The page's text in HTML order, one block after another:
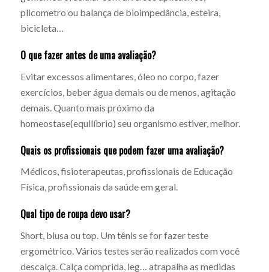
plicometro ou balança de bioimpedância, esteira,
bicicleta…
O que fazer antes de uma avaliação?
Evitar excessos alimentares, óleo no corpo, fazer
exercícios, beber água demais ou de menos, agitação
demais. Quanto mais próximo da
homeostase(equilíbrio) seu organismo estiver, melhor.
Quais os profissionais que podem fazer uma avaliação?
Médicos, fisioterapeutas, profissionais de Educação
Física, profissionais da saúde em geral.
Qual tipo de roupa devo usar?
Short, blusa ou top. Um tênis se for fazer teste
ergométrico. Vários testes serão realizados com você
descalça. Calça comprida, leg… atrapalha as medidas